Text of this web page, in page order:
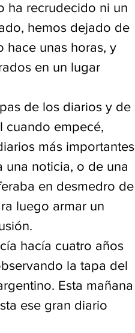
ha recrudecido ni un
hemos dejado de
hace unas horas, y
en un lugar
de los diarios y de
cuando empecé,
más importantes
una noticia, o de una
en desmedro de
luego armar un
hacía cuatro años
la tapa del
Esta mañana
ese gran diario